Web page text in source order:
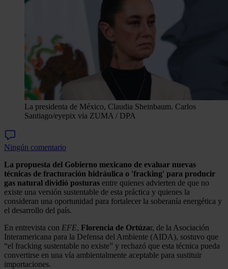
La presidenta de México, Claudia Sheinbaum. Carlos
Santiago/eyepix via ZUMA / DPA
Ningún comentario
La propuesta del Gobierno mexicano de evaluar nuevas
técnicas de fracturación hidráulica o 'fracking' para producir
gas natural dividió posturas entre quienes advierten de que no
existe una versión sustentable de esta práctica y quienes la
consideran una oportunidad para fortalecer la soberanía energética y
el desarrollo del país.
En entrevista con EFE, Florencia de Ortúzar, de la Asociación
Interamericana para la Defensa del Ambiente (AIDA), sostuvo que
“el fracking sustentable no existe” y rechazó que esta técnica pueda
convertirse en una vía ambientalmente aceptable para sustituir
importaciones.